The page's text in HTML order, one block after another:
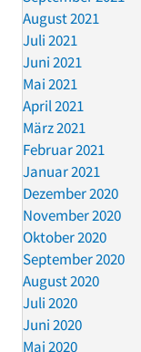
August 2021
Juli 2021
Juni 2021
Mai 2021
April 2021
März 2021
Februar 2021
Januar 2021
Dezember 2020
November 2020
Oktober 2020
September 2020
August 2020
Juli 2020
Juni 2020
Mai 2020